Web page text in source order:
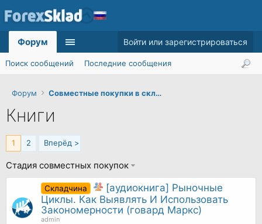
Форум Совместные покупки в складчину
Книги
1 2 Вперёд >
Стадия совместных покупок
Складчина
[аудиокнига] Рыночные
Циклы. Как Выявлять И Использовать
Закономерности (говард Маркс)
admin
Форум
Поиск сообщений Последние сообщения
Войти или зарегистрироваться